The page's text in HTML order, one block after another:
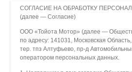
СОГЛАСИЕ НА ОБРАБОТКУ
(далее — Согласие)
ООО «Тойота Мотор» (далее —
по адресу: 141031, Московская
тер. тпз Алтуфьево, пр-д
оператором персональных данных.